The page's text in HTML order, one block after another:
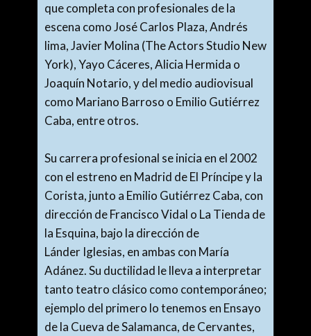
que completa con profesionales de la
escena como José Carlos Plaza, Andrés
lima, Javier Molina (The Actors Studio New
York), Yayo Cáceres, Alicia Hermida o
Joaquín Notario, y del medio audiovisual
como Mariano Barroso o Emilio Gutiérrez
Caba, entre otros.
Su carrera profesional se inicia en el 2002
con el estreno en Madrid de El Príncipe y la
Corista, junto a Emilio Gutiérrez Caba, con
dirección de Francisco Vidal o La Tienda de
la Esquina, bajo la dirección de
Lánder Iglesias, en ambas con María
Adánez. Su ductilidad le lleva a interpretar
tanto teatro clásico como contemporáneo;
ejemplo del primero lo tenemos en Ensayo
de la Cueva de Salamanca, de Cervantes,